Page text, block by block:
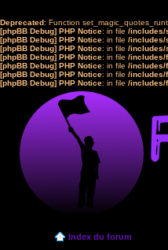
Deprecated: Function
[phpBB Debug] PHP Notice: in file /includes/
[phpBB Debug] PHP Notice: in file /includes/
[phpBB Debug] PHP Notice: in file /includes/
[phpBB Debug] PHP Notice: in file /includes/
[phpBB Debug] PHP Notice: in file /includes/
[phpBB Debug] PHP Notice: in file /includes/
[phpBB Debug] PHP Notice: in file /includes/
Index du forum